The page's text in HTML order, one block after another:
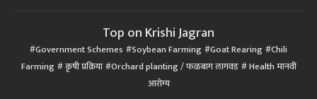
Top on Krishi Jagran
Government Schemes Soybean Farming Goat Rearing Chili
Farming कृषी प्रक्रिया Orchard planting / फळबाग लागवड Health मानवी
आरोग्य